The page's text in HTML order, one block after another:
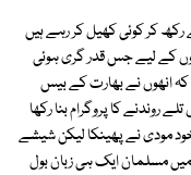
رکھ کر کوئی کھیل کر رہے ہیں
کے لیے جس قدر گری ہوئی
کہ انھوں نے بھارت کے بیس
روندنے کا پروگرام بنا رکھا
خود مودی نے پھینکا لیکن شیشے
میں مسلمان ایک ہی زبان بول